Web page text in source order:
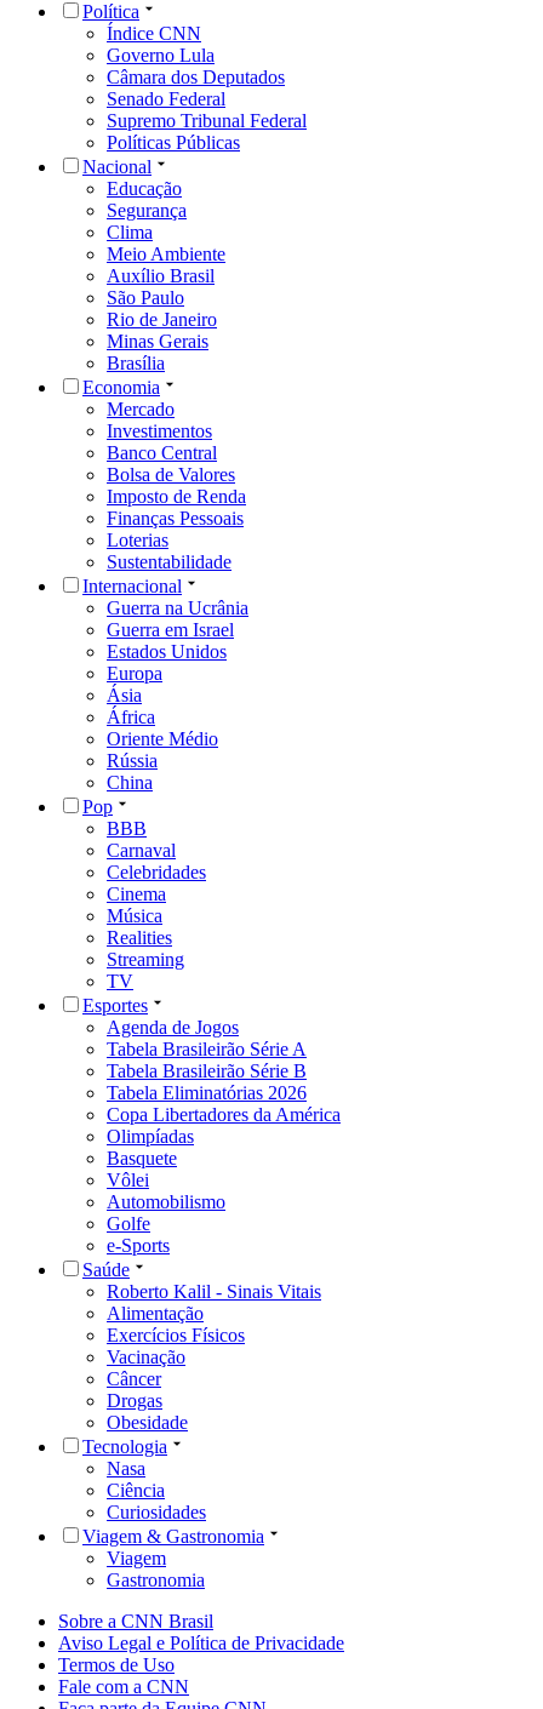
Política
Índice CNN
Governo Lula
Câmara dos Deputados
Senado Federal
Supremo Tribunal Federal
Políticas Públicas
Nacional
Educação
Segurança
Clima
Meio Ambiente
Auxílio Brasil
São Paulo
Rio de Janeiro
Minas Gerais
Brasília
Economia
Mercado
Investimentos
Banco Central
Bolsa de Valores
Imposto de Renda
Finanças Pessoais
Loterias
Sustentabilidade
Internacional
Guerra na Ucrânia
Guerra em Israel
Estados Unidos
Europa
Ásia
África
Oriente Médio
Rússia
China
Pop
BBB
Carnaval
Celebridades
Cinema
Música
Realities
Streaming
TV
Esportes
Agenda de Jogos
Tabela Brasileirão Série A
Tabela Brasileirão Série B
Tabela Eliminatórias 2026
Copa Libertadores da América
Olimpíadas
Basquete
Vôlei
Automobilismo
Golfe
e-Sports
Saúde
Roberto Kalil - Sinais Vitais
Alimentação
Exercícios Físicos
Vacinação
Câncer
Drogas
Obesidade
Tecnologia
Nasa
Ciência
Curiosidades
Viagem & Gastronomia
Viagem
Gastronomia
Sobre a CNN Brasil
Aviso Legal e Política de Privacidade
Termos de Uso
Fale com a CNN